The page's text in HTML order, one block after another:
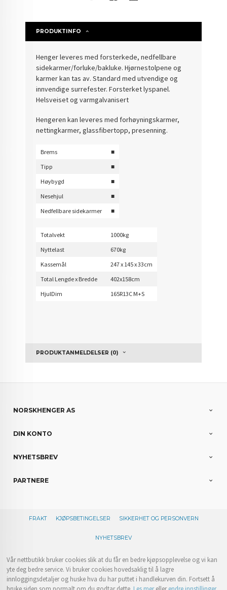
PRODUKTINFO
Henger leveres med forsterkede, nedfellbare
sidekarmer/forluke/bakluke. Hjørnestolpene og
karmer kan tas av. Standard med utvendige og
innvendige surrefester. Forsterket lyspanel.
Helsveiset og varmgalvanisert
Hengeren kan leveres med forhøyningskarmer,
nettingkarmer, glassfibertopp, presenning.
Brems
■
Tipp
■
Høybygd
■
Nesehjul
■
Nedfellbare sidekarmer
■
Totalvekt
1000kg
Nyttelast
670kg
Kassemål
247 x 145 x 33cm
Total Lengde x Bredde
402x158cm
HjulDim
165R13C M+S
PRODUKTANMELDELSER (0)
NORSKHENGER AS
DIN KONTO
NYHETSBREV
PARTNERE
FRAKT KJØPSBETINGELSER SIKKERHET OG PERSONVERN
NYHETSBREV
Vår nettbutikk bruker cookies slik at du får en bedre kjøpsopplevelse og vi kan
yte deg bedre service. Vi bruker cookies hovedsaklig til å lagre
innloggingsdetaljer og huske hva du har puttet i handlekurven din. Fortsett å